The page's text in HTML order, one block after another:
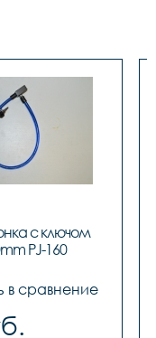
с ключом
PJ-160
в сравнение